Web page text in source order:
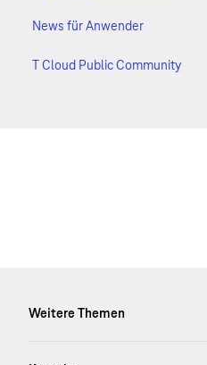
News für Anwender
T Cloud Public Community